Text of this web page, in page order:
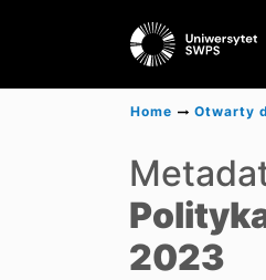
Home Otwarty
2023